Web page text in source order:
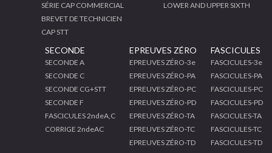
SÉRIE CAP COMMERCIAL
BREVET DE TECHNICIEN
CAP STT
LOWER AND UPPER SIXTH
SECONDE
SECONDE A
SECONDE C
SECONDE CG+STT
SECONDE F
FASCICULES 2ndeA,C
CORRIGE 2ndeAC
EPREUVES ZÉRO
EPREUVES ZÉRO-3e
EPREUVES ZÉRO-PA
EPREUVES ZÉRO-PC
EPREUVES ZÉRO-PD
EPREUVES ZÉRO-TA
EPREUVES ZÉRO-TC
EPREUVES ZÉRO-TD
FASCICULES
FASCICULES-3e
FASCICULES-PA
FASCICULES-PC
FASCICULES-PD
FASCICULES-TA
FASCICULES-TC
FASCICULES-TD